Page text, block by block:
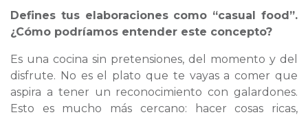
Defines tus elaboraciones como “casual food”.
¿Cómo podríamos entender este concepto?
Es una cocina sin pretensiones, del momento y del
disfrute. No es el plato que te vayas a comer que
aspira a tener un reconocimiento con galardones.
Esto es mucho más cercano: hacer cosas ricas,